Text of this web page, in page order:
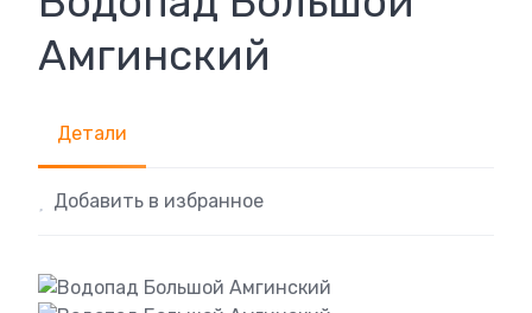
Амгинский
Детали
Добавить в избранное